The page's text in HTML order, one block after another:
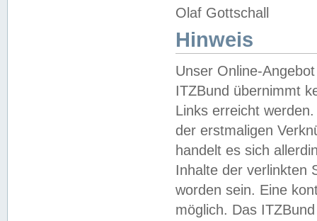
Olaf Gottschall
Hinweis
Unser Online-
ITZBund übernimmt
Links erreicht
der erstmaligen
handelt es sich
Inhalte der verlinkten
worden sein. Eine
möglich. Das